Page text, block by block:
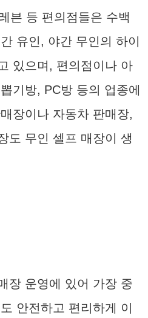
븐 등 편의점들은 수백
유인, 야간 무인의 하이
있으며, 편의점이나 아
기방, PC방 등의 업종에
장이나 자동차 판매장,
도 무인 셀프 매장이 생
장 운영에 있어 가장 중
안전하고 편리하게 이